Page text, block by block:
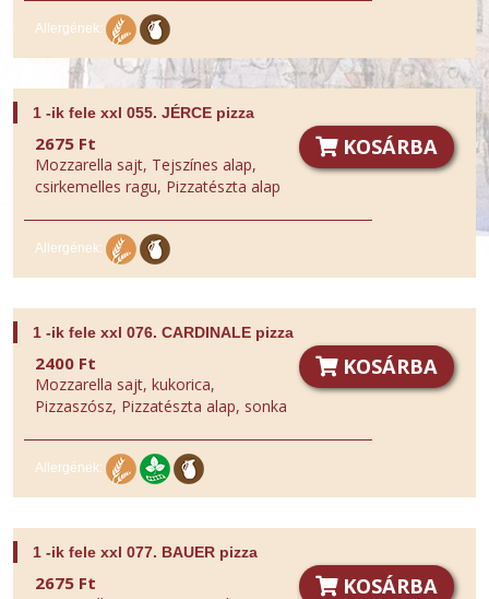
Allergének:
KOSÁRBA
1 -ik fele xxl 055. JÉRCE pizza
2675 Ft
Mozzarella sajt, Tejszínes alap,
csirkemelles ragu, Pizzatészta alap
Allergének:
KOSÁRBA
1 -ik fele xxl 076. CARDINALE pizza
2400 Ft
Mozzarella sajt, kukorica,
Pizzaszósz, Pizzatészta alap, sonka
Allergének:
KOSÁRBA
1 -ik fele xxl 077. BAUER pizza
2675 Ft